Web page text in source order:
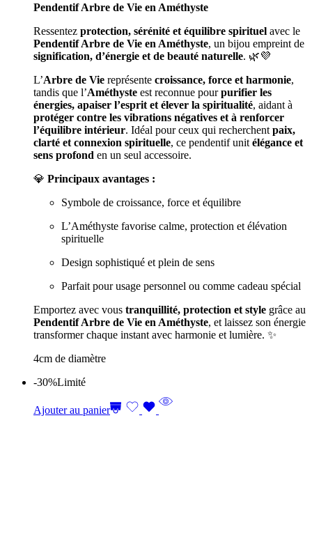
Pendentif Arbre de Vie en Améthyste
Ressentez protection, sérénité et équilibre spirituel avec le
Pendentif Arbre de Vie en Améthyste, un bijou empreint de
signification, d’énergie et de beauté naturelle. 🌿💜
L’Arbre de Vie représente croissance, force et harmonie,
tandis que l’Améthyste est reconnue pourpurifier les
énergies, apaiser l’esprit et élever la spiritualité, aidant à
protéger contre les vibrations négatives et à renforcer
l’équilibre intérieur. Idéal pour ceux qui recherchent paix,
clarté et connexion spirituelle, ce pendentif unit élégance et
sens profond en un seul accessoire.
💎 Principaux avantages :
Symbole de croissance, force et équilibre
L’Améthyste favorise calme, protection et élévation
spirituelle
Design sophistiqué et plein de sens
Parfait pour usage personnel ou comme cadeau spécial
Emportez avec vous tranquillité, protection et style grâce au
Pendentif Arbre de Vie en Améthyste, et laissez son énergie
transformer chaque instant avec harmonie et lumière. ✨
4cm de diamètre
-30%Limité
Ajouter au panier